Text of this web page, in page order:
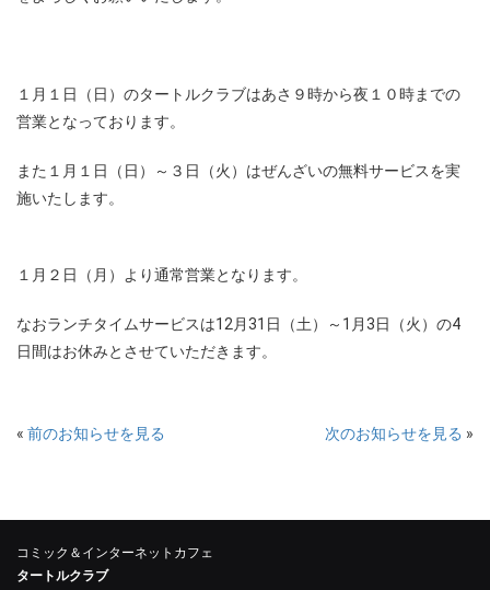
１月１日（日）のタートルクラブはあさ９時から夜１０時までの
営業となっております。
また１月１日（日）～３日（火）はぜんざいの無料サービスを実
施いたします。
１月２日（月）より通常営業となります。
なおランチタイムサービスは12月31日（土）～1月3日（火）の4
日間はお休みとさせていただきます。
« 前のお知らせを見る 次のお知らせを見る »
コミック＆インターネットカフェ
タートルクラブ